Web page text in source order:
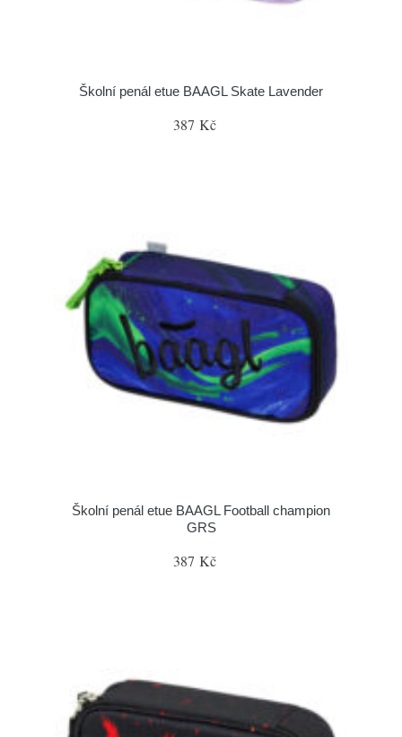
Školní penál etue BAAGL Skate Lavender
387 Kč
Školní penál etue BAAGL Football champion
GRS
387 Kč